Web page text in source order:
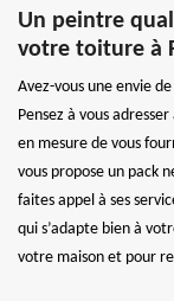
Un peintre
votre toiture à
Avez-vous une envie
Pensez à vous
en mesure de vous
vous propose un pack
faites appel à ses
qui s’adapte bien à
votre maison et pour